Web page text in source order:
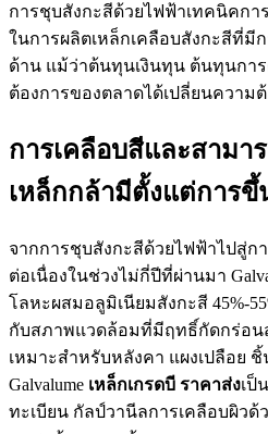
การชุบสังกะสีด้วยไฟฟ้าเทคนิคก
ในการผลิตเหล็กเคลือบสังกะสีที่มีก
ด้าน แม้ว่าต้นทุนเงินทุน ต้นทุนกา
ต้องการของตลาดได้เปลี่ยนความ
การเคลือบสีและสามา
เหล็กกล้ามีตั้งแต่การขึ้
จากการชุบสังกะสีด้วยไฟฟ้าไปสู่ก
ต่อเนื่องในช่วงไม่กี่ปีที่ผ่านมา
โลหะผสมอลูมิเนียมสังกะสี 45%-
กับสภาพแวดล้อมที่มีฤทธิ์กัดกร่อน
เหมาะสำหรับหลังคา แผงเปลือย
Galvalume เหล็กเกรดบี ราคาส่งเป็
ทะเบียน กัลป์วานีลการเคลือบผิวด้